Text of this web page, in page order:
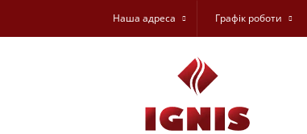
Наша адреса Графік роботи